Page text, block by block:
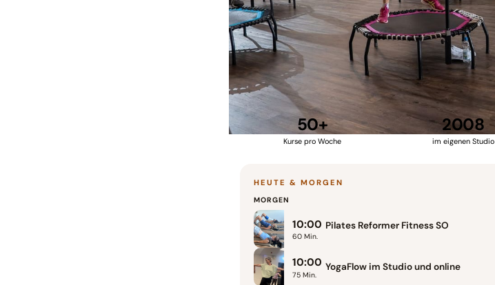
50+
Kurse pro Woche
2008
im eigenen Studio
HEUTE & MORGEN
MORGEN
10:00
60 Min.
Pilates Reformer Fitness SO
10:00
75 Min.
YogaFlow im Studio und online